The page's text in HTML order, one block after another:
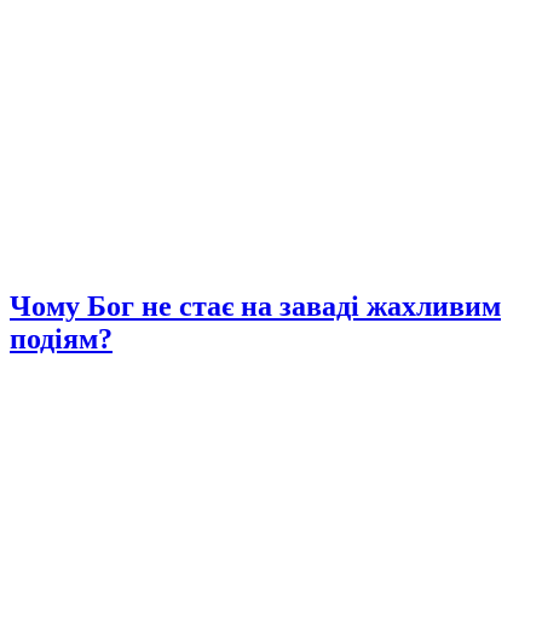
Чому Бог не стає на заваді жахливим
подіям?